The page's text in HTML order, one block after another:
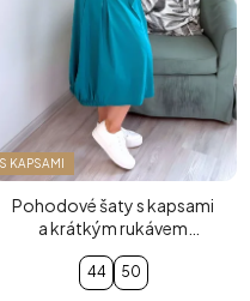
S KAPSAMI
Pohodové šaty s kapsami
a krátkým rukávem
tyrkysové
44 50